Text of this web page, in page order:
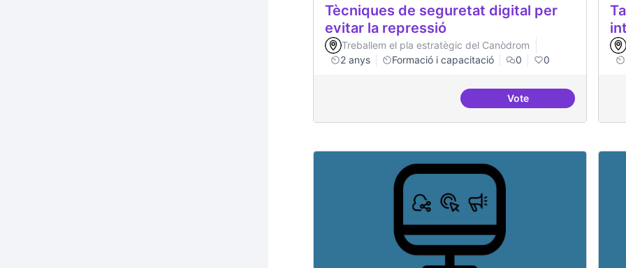
Tècniques de seguretat digital per
evitar la repressió
Treballem el pla estratègic del Canòdrom
2 anys
Formació i capacitació 0 0
VoteTècniques de